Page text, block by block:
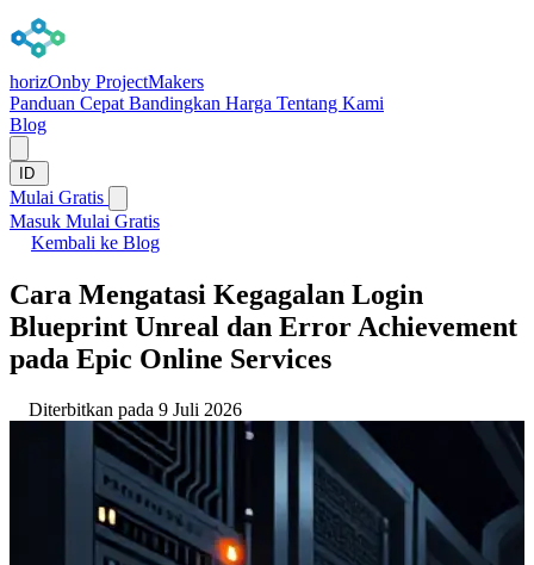
horizOnby ProjectMakers
Panduan Cepat Bandingkan Harga Tentang Kami
Blog
ID
Mulai Gratis
Masuk Mulai Gratis
Kembali ke Blog
Cara Mengatasi Kegagalan Login
Blueprint Unreal dan Error Achievement
pada Epic Online Services
Diterbitkan pada 9 Juli 2026